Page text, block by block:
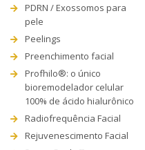
PDRN / Exossomos para
pele
Peelings
Preenchimento facial
Profhilo®: o único
bioremodelador celular
100% de ácido hialurônico
Radiofrequência Facial
Rejuvenescimento Facial